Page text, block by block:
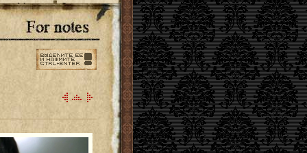
14
13
11
12
9
6
⇐
О нас
ЧаВо
Поиск
Ссылки
Карта сайта